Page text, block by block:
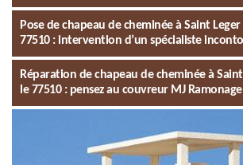
Pose de chapeau de cheminée à Saint Leger
77510 : intervention d’un spécialiste
Réparation de chapeau de cheminée à
le 77510 : pensez au couvreur MJ